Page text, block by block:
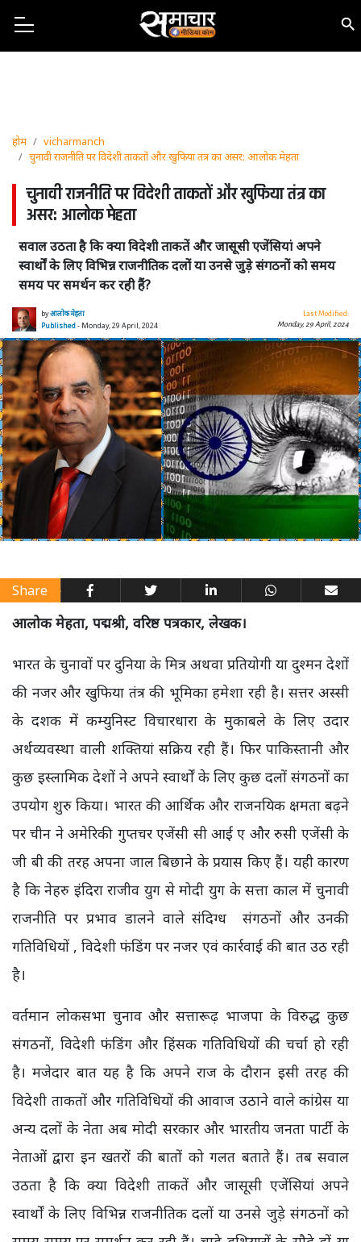
होम
vicharmanch
चुनावी राजनीति पर विदेशी ताकतों और खुफिया तंत्र का असर: आलोक मेहता
चुनावी राजनीति पर विदेशी ताकतों और खुफिया तंत्र का
असर: आलोक मेहता
सवाल उठता है कि क्या विदेशी ताकतें और जासूसी एजेंसियां अपने
स्वार्थों के लिए विभिन्न राजनीतिक दलों या उनसे जुड़े संगठनों को समय
समय पर समर्थन कर रही हैं?
byआलोक मेहता
Published- Monday, 29 April, 2024
Last Modified:
Monday, 29 April, 2024
Share
आलोक मेहता, पद्मश्री, वरिष्ठ पत्रकार, लेखक।
भारत के चुनावों पर दुनिया के मित्र अथवा प्रतियोगी या दुश्मन देशों
की नजर और खुफिया तंत्र की भूमिका हमेशा रही है। सत्तर अस्सी
के दशक में कम्युनिस्ट विचारधारा के मुकाबले के लिए उदार
अर्थव्यवस्था वाली शक्तियां सक्रिय रही हैं। फिर पाकिस्तानी और
कुछ इस्लामिक देशों ने अपने स्वार्थों के लिए कुछ दलों संगठनों का
उपयोग शुरु किया। भारत की आर्थिक और राजनयिक क्षमता बढ़ने
पर चीन ने अमेरिकी गुप्तचर एजेंसी सी आई ए और रुसी एजेंसी के
जी बी की तरह अपना जाल बिछाने के प्रयास किए हैं। यही कारण
है कि नेहरु इंदिरा राजीव युग से मोदी युग के सत्ता काल में चुनावी
राजनीति पर प्रभाव डालने वाले संदिग्ध संगठनों और उनकी
गतिविधियों , विदेशी फंडिंग पर नजर एवं कार्रवाई की बात उठ रही
है।
वर्तमान लोकसभा चुनाव और सत्तारूढ़ भाजपा के विरुद्ध कुछ
संगठनों, विदेशी फंडिंग और हिंसक गतिविधियों की चर्चा हो रही
है। मजेदार बात यह है कि अपने राज के दौरान इसी तरह की
विदेशी ताकतों और गतिविधियों की आवाज उठाने वाले कांग्रेस या
अन्य दलों के नेता अब मोदी सरकार और भारतीय जनता पार्टी के
नेताओं द्वारा इन खतरों की बातों को गलत बताते हैं। तब सवाल
उठता है कि क्या विदेशी ताकतें और जासूसी एजेंसियां अपने
स्वार्थों के लिए विभिन्न राजनीतिक दलों या उनसे जुड़े संगठनों को